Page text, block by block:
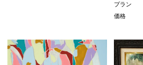
プラン
価格